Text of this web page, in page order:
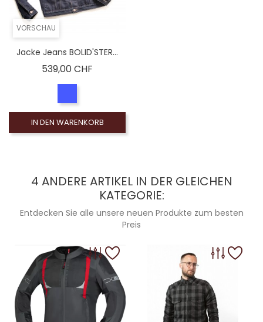
VORSCHAU
Jacke Jeans BOLID'STER...
539,00 CHF
IN DEN WARENKORB
4 ANDERE ARTIKEL IN DER GLEICHEN
KATEGORIE:
Entdecken Sie alle unsere neuen Produkte zum besten
Preis